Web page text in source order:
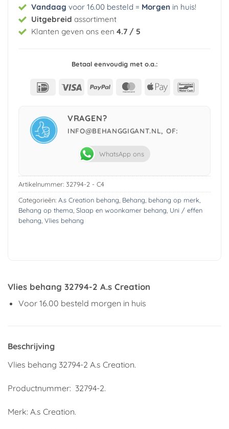
Vandaag voor 16.00 besteld = Morgen in huis!
Uitgebreid assortiment
Klanten geven ons een 4.7 / 5
Betaal eenvoudig met o.a.:
IDeal Visa PayPal MasterCard
Apple
VRAGEN?
INFO@BEHANGGIGANT.NL, OF:
WhatsApp ons
Artikelnummer: 32794-2 - C4
Categorieën: A.s Creation behang, Behang, behang op merk,
Behang op thema, Slaap en woonkamer behang, Uni / effen
behang, Vlies behang
Vlies behang 32794-2 A.s Creation
Voor 16.00 besteld morgen in huis
Beschrijving
Vlies behang 32794-2 A.s Creation.
Productnummer: 32794-2.
Merk: A.s Creation.